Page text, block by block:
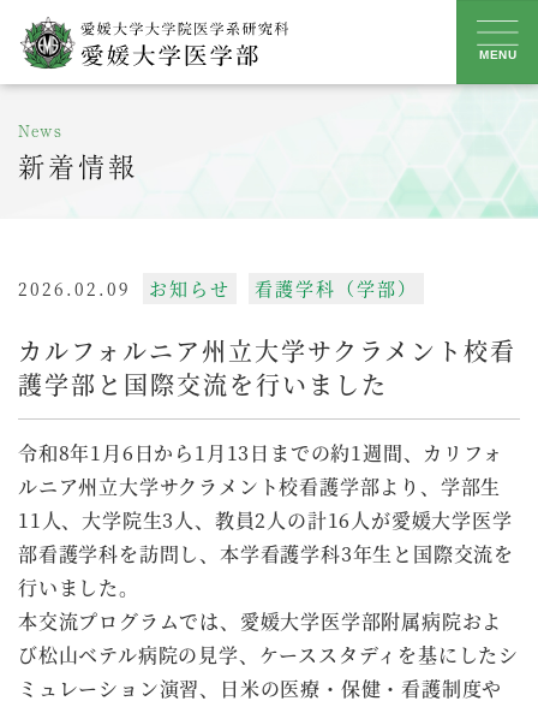
content
MENU
News
新着情報
2026.02.09 お知らせ 看護学科（学部）
カルフォルニア州立大学サクラメント校看
護学部と国際交流を行いました
令和8年1月6日から1月13日までの約1週間、カリフォ
ルニア州立大学サクラメント校看護学部より、学部生
11人、大学院生3人、教員2人の計16人が愛媛大学医学
部看護学科を訪問し、本学看護学科3年生と国際交流を
行いました。
本交流プログラムでは、愛媛大学医学部附属病院およ
び松山ベテル病院の見学、ケーススタディを基にしたシ
ミュレーション演習、日米の医療・保健・看護制度や